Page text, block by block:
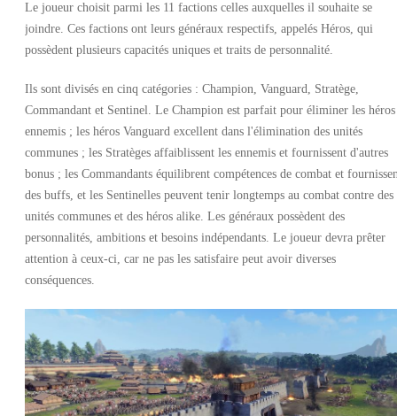
Le joueur choisit parmi les 11 factions celles auxquelles il souhaite se
joindre. Ces factions ont leurs généraux respectifs, appelés Héros, qui
possèdent plusieurs capacités uniques et traits de personnalité.
Ils sont divisés en cinq catégories : Champion, Vanguard, Stratège,
Commandant et Sentinel. Le Champion est parfait pour éliminer les héros
ennemis ; les héros Vanguard excellent dans l'élimination des unités
communes ; les Stratèges affaiblissent les ennemis et fournissent d'autres
bonus ; les Commandants équilibrent compétences de combat et
des buffs, et les Sentinelles peuvent tenir longtemps au combat contre des
unités communes et des héros alike. Les généraux possèdent des
personnalités, ambitions et besoins indépendants. Le joueur devra prêter
attention à ceux-ci, car ne pas les satisfaire peut avoir diverses
conséquences.